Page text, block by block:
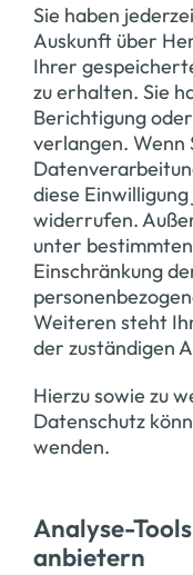
Sie haben
Auskunft über
Ihrer
zu erhalten. Sie
Berichtigung
verlangen. Wenn
diese
widerrufen.
unter
Einschränkung
Weiteren steht
der zuständigen
Hierzu sowie zu
Datenschutz
wenden.
Analyse-
anbietern